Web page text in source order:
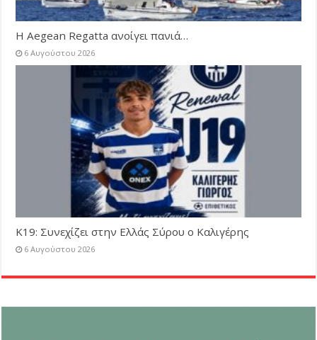
Η Aegean Regatta ανοίγει πανιά…
6 Αυγούστου 2026
Κ19: Συνεχίζει στην Ελλάς Σύρου ο Καλιγέρης
6 Αυγούστου 2026